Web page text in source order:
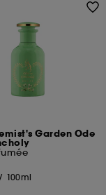
Garden Ode
/ 100ml